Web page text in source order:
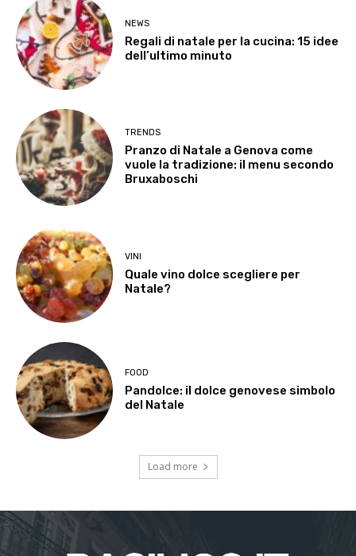
NEWS
Regali di natale per la cucina: 15 idee
dell’ultimo minuto
TRENDS
Pranzo di Natale a Genova come
vuole la tradizione: il menu secondo
Bruxaboschi
VINI
Quale vino dolce scegliere per
Natale?
FOOD
Pandolce: il dolce genovese simbolo
del Natale
Load more